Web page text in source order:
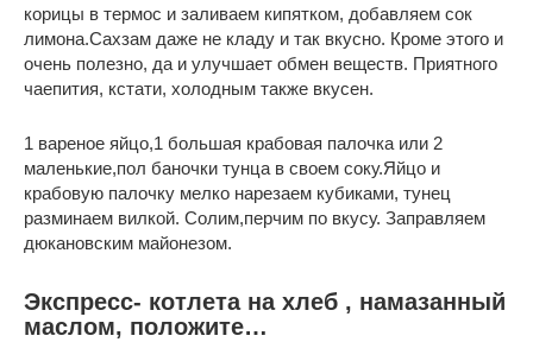
корицы в термос и заливаем кипятком, добавляем сок
лимона.Сахзам даже не кладу и так вкусно. Кроме этого и
очень полезно, да и улучшает обмен веществ. Приятного
чаепития, кстати, холодным также вкусен.
1 вареное яйцо,1 большая крабовая палочка или 2
маленькие,пол баночки тунца в своем соку.Яйцо и
крабовую палочку мелко нарезаем кубиками, тунец
разминаем вилкой. Солим,перчим по вкусу. Заправляем
дюкановским майонезом.
Экспресс- котлета на хлеб , намазанный
маслом, положите…